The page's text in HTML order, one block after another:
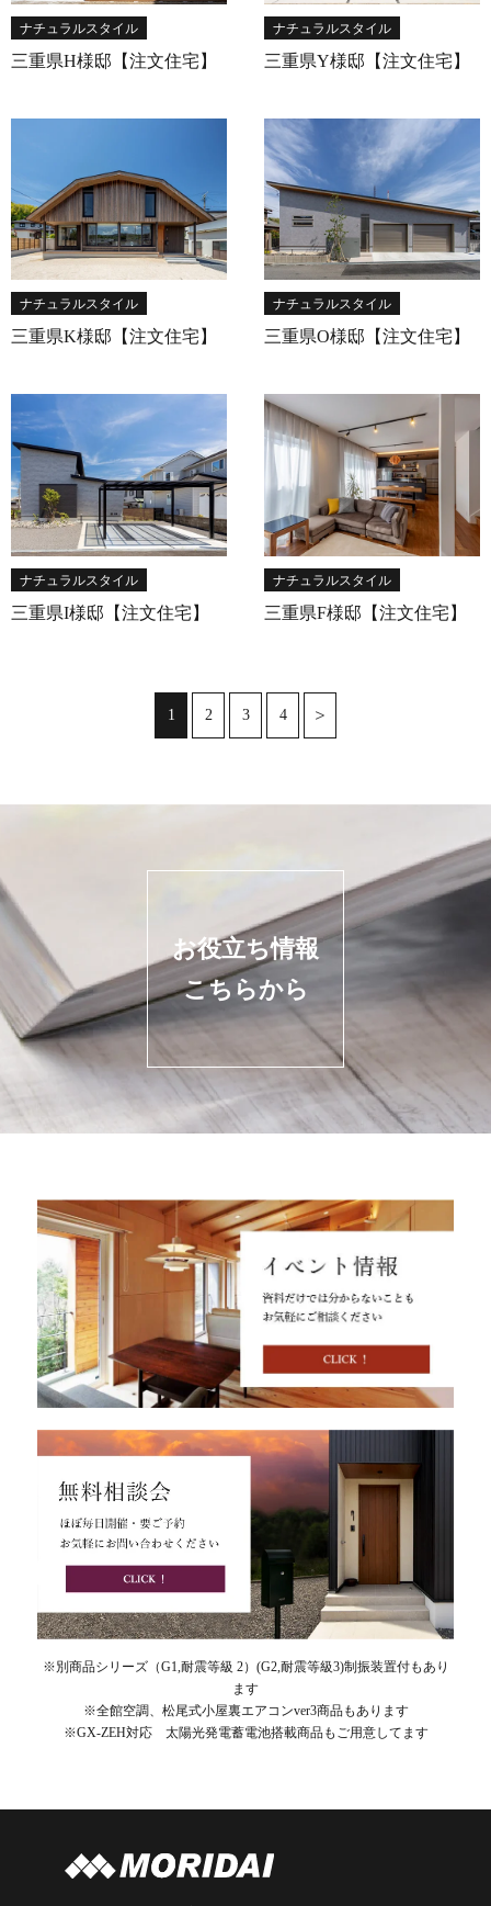
ナチュラルスタイル
三重県H様邸【注文住宅】
ナチュラルスタイル
三重県Y様邸【注文住宅】
ナチュラルスタイル
三重県K様邸【注文住宅】
ナチュラルスタイル
三重県O様邸【注文住宅】
ナチュラルスタイル
三重県I様邸【注文住宅】
ナチュラルスタイル
三重県F様邸【注文住宅】
1 2 3 4
お役立ち情報
こちらから
※別商品シリーズ（G1,耐震等級 2）(G2,耐震等級3)制振装置付もあり
ます
※全館空調、松尾式小屋裏エアコンver3商品もあります
※GX-ZEH対応 太陽光発電蓄電池搭載商品もご用意してます